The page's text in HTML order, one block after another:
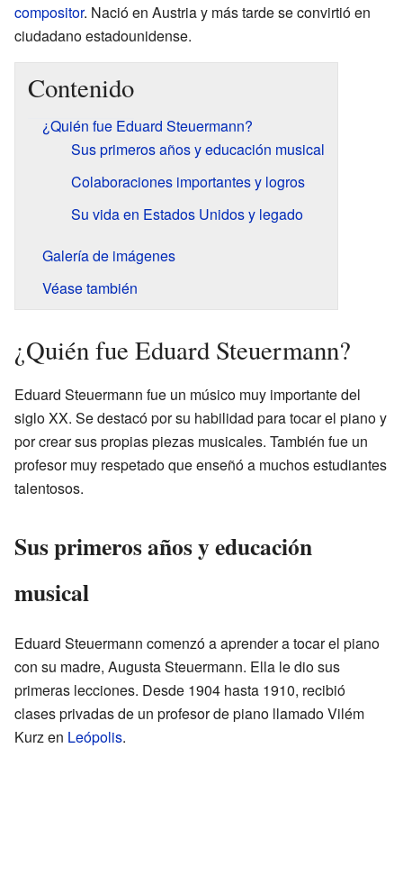
compositor. Nació en Austria y más tarde se convirtió en
ciudadano estadounidense.
Contenido
¿Quién fue Eduard Steuermann?
Sus primeros años y educación musical
Colaboraciones importantes y logros
Su vida en Estados Unidos y legado
Galería de imágenes
Véase también
¿Quién fue Eduard Steuermann?
Eduard Steuermann fue un músico muy importante del
siglo XX. Se destacó por su habilidad para tocar el piano y
por crear sus propias piezas musicales. También fue un
profesor muy respetado que enseñó a muchos estudiantes
talentosos.
Sus primeros años y educación
musical
Eduard Steuermann comenzó a aprender a tocar el piano
con su madre, Augusta Steuermann. Ella le dio sus
primeras lecciones. Desde 1904 hasta 1910, recibió
clases privadas de un profesor de piano llamado Vilém
Kurz en Leópolis.